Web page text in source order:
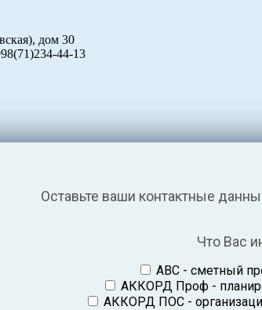
дом 30
44-13
Оставьте ваши контактные
Что Вас
ABC - сметный
АККОРД Проф -
АККОРД ПОС -